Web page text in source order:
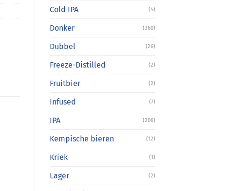
Cold IPA (4)
Donker (360)
Dubbel (26)
Freeze-Distilled (2)
Fruitbier (2)
Infused (7)
IPA (206)
Kempische bieren (12)
Kriek (1)
Lager (2)